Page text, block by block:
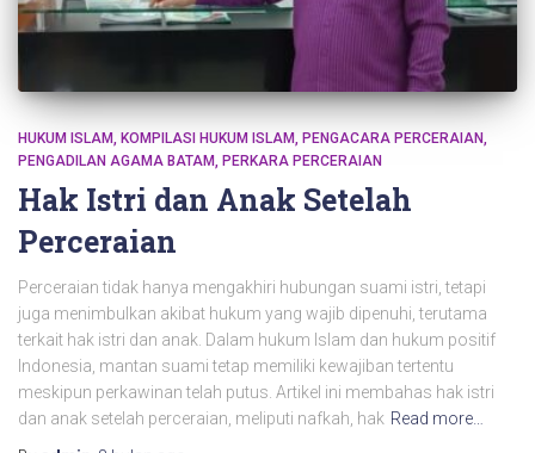
HUKUM ISLAM KOMPILASI HUKUM ISLAM PENGACARA PERCERAIAN
PENGADILAN AGAMA BATAM PERKARA PERCERAIAN
Hak Istri dan Anak Setelah
Perceraian
Perceraian tidak hanya mengakhiri hubungan suami istri, tetapi
juga menimbulkan akibat hukum yang wajib dipenuhi, terutama
terkait hak istri dan anak. Dalam hukum Islam dan hukum positif
Indonesia, mantan suami tetap memiliki kewajiban tertentu
meskipun perkawinan telah putus. Artikel ini membahas hak istri
dan anak setelah perceraian, meliputi nafkah, hak Read more…